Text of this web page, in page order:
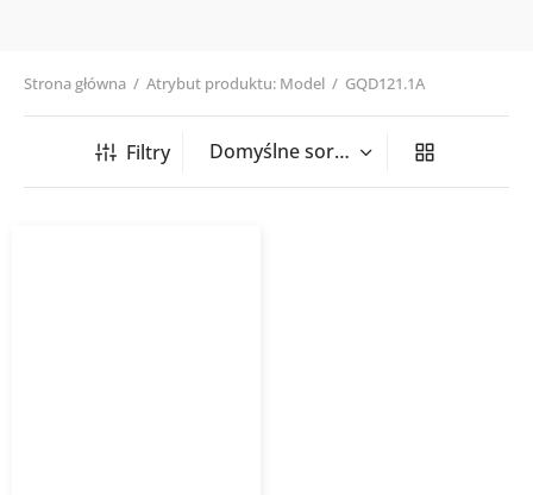
Strona główna / Atrybut produktu: Model / GQD121.1A
Filtry